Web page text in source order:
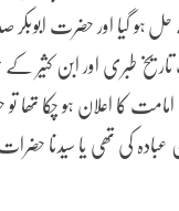
3668: مسئلہ خوش اسلوب سے حل ہو گیا
طبری اور ابن
کا اعلان ہو چکا تھا
کی تھی یا سیدنا حضرات